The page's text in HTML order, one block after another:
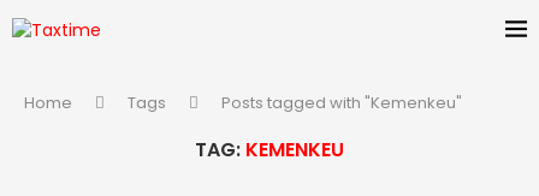
Home Tags Posts tagged with "Kemenkeu"
TAG: KEMENKEU